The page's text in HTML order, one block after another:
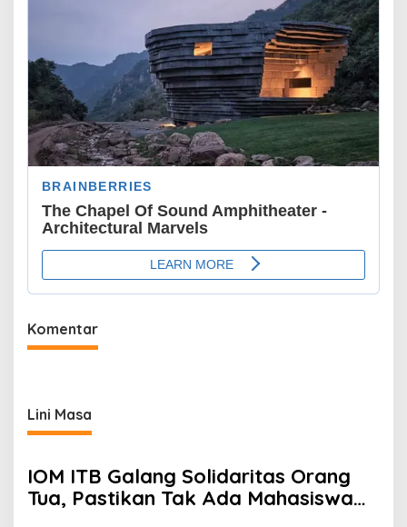
Komentar
Lini Masa
IOM ITB Galang Solidaritas Orang
Tua, Pastikan Tak Ada Mahasiswa